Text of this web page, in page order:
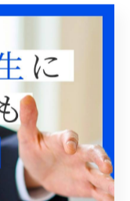
もらえますか？」
国管理局で行わ
相談は、相談窓
割を正しく理解
敗しないビザ申
の秘訣